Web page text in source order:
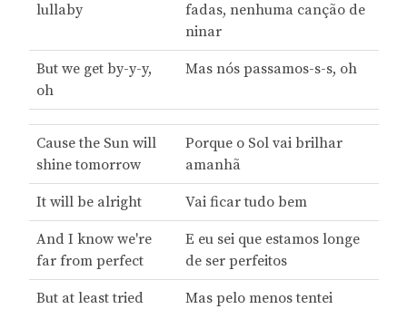
lullaby
fadas, nenhuma canção de
ninar
But we get by-y-y,
oh
Mas nós passamos-s-s, oh
Cause the Sun will
shine tomorrow
Porque o Sol vai brilhar
amanhã
It will be alright Vai ficar tudo bem
And I know we're
far from perfect
E eu sei que estamos longe
de ser perfeitos
But at least tried Mas pelo menos tentei